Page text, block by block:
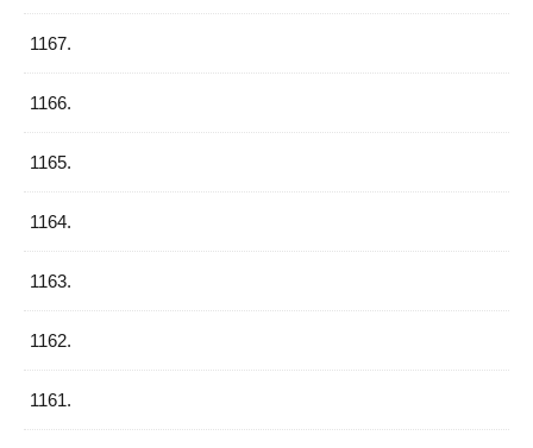
1167.
1166.
1165.
1164.
1163.
1162.
1161.